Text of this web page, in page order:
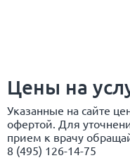
Цены на
Указанные на сайте
офертой. Для
прием к врачу
8 (495) 126-14-75